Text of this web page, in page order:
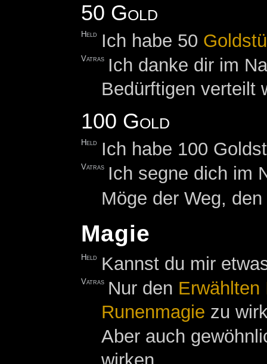
50 Gold
Held Ich habe 50
Vatras Ich danke dir im
Bedürftigen verteilt
100 Gold
Held Ich habe 100
Vatras Ich segne dich im
Möge der Weg,
Magie
Held Kannst du mir
Vatras Nur den Erwählten
Runenmagie zu
Aber auch